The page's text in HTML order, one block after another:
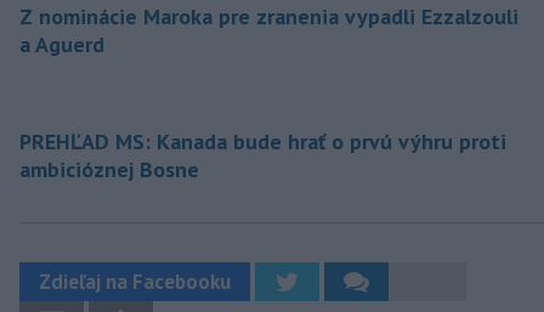
Z nominácie Maroka pre zranenia vypadli Ezzalzouli
a Aguerd
PREHĽAD MS: Kanada bude hrať o prvú výhru proti
ambicióznej Bosne
Zdieľaj na Facebooku